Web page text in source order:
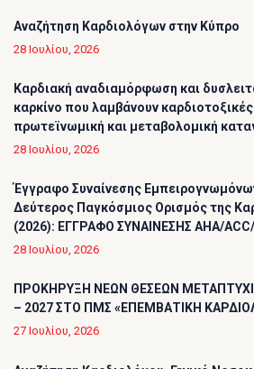
Αναζήτηση Καρδιολόγων στην Κύπρο
28 Ιουλίου, 2026
Καρδιακή αναδιαμόρφωση και
καρκίνο που λαμβάνουν
πρωτεϊνωμική και μεταβολομική
28 Ιουλίου, 2026
Έγγραφο Συναίνεσης
Δεύτερος Παγκόσμιος Ορισμός της
(2026): ΕΓΓΡΑΦΟ ΣΥΝΑΙΝΕΣΗΣ AHA/
28 Ιουλίου, 2026
ΠΡΟΚΗΡΥΞΗ ΝΕΩΝ ΘΕΣΕΩΝ
– 2027 ΣΤΟ ΠΜΣ «ΕΠΕΜΒΑΤΙΚΗ
27 Ιουλίου, 2026